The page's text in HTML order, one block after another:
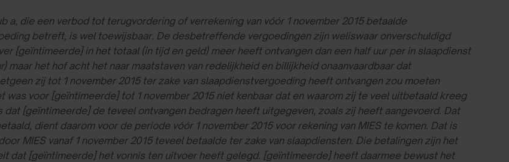
a, die een verbod tot terugvordering of verrekening van vóór 1 november 2015 betaalde
betreft, is wel toewijsbaar. De desbetreffende vergoedingen zijn weliswaar onverschuldigd
[geïntimeerde] in het totaal (in tijd en geld) meer heeft ontvangen dan een half uur per in slaapdienst
maar het hof acht het naar maatstaven van redelijkheid en billijkheid onaanvaardbaar dat
zij tot 1 november 2015 ter zake van slaapdienstvergoeding heeft ontvangen zou moeten
was voor [geïntimeerde] tot 1 november 2015 niet kenbaar dat en waarom zij te veel uitbetaald kreeg
dat [geïntimeerde] de teveel ontvangen bedragen heeft uitgegeven, zoals zij heeft aangevoerd. Dat
dient daarom voor de periode vóór 1 november 2015 voor rekening van MIES te komen. Dat is
MIES vanaf 1 november 2015 teveel betaalde ter zake van slaapdiensten. Die betalingen zijn het
dat [geïntimeerde] het vonnis ten uitvoer heeft gelegd. [geïntimeerde] heeft daarmee bewust het